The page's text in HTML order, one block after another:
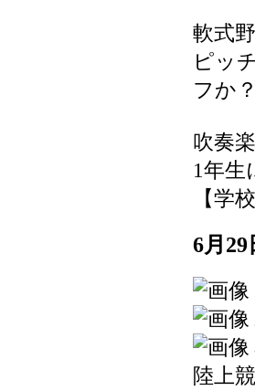
軟式
ピッ
フか？
吹奏
1年生
【学
6月
陸上